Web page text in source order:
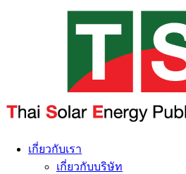
เกี่ยวกับเรา
เกี่ยวกับบริษัท